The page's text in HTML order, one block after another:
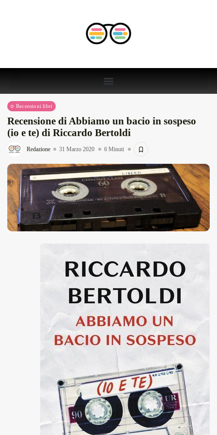
Recensioni libri
Recensione di Abbiamo un bacio in sospeso
(io e te) di Riccardo Bertoldi
Redazione 31 Marzo 2020 6 Minuti